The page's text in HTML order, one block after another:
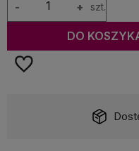
+
- szt.
DO